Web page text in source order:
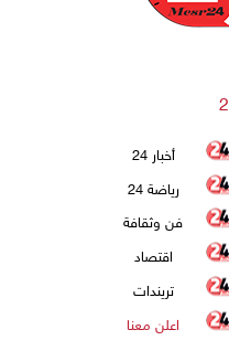
أخبار 24
رياضة 24
فن وثقافة
اقتصاد
تريندات
اعلن معنا